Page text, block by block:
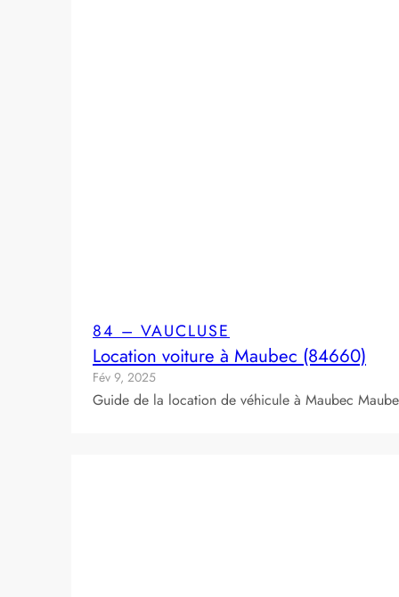
84 – VAUCLUSE
Location voiture à Maubec (84660)
Fév 9, 2025
Guide de la location de véhicule à Maubec